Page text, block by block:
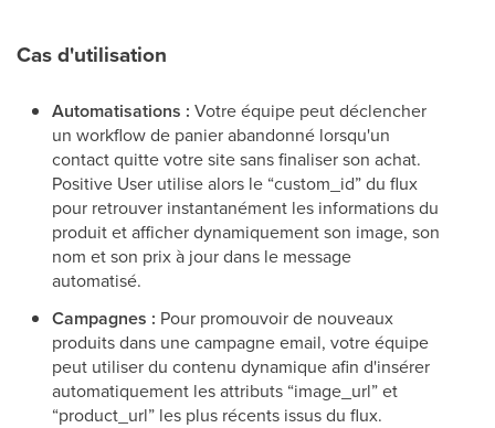
Cas d'utilisation
Automatisations : Votre équipe peut déclencher
un workflow de panier abandonné lorsqu'un
contact quitte votre site sans finaliser son achat.
Positive User utilise alors le “custom_id” du flux
pour retrouver instantanément les informations du
produit et afficher dynamiquement son image, son
nom et son prix à jour dans le message
automatisé.
Campagnes : Pour promouvoir de nouveaux
produits dans une campagne email, votre équipe
peut utiliser du contenu dynamique afin d'insérer
automatiquement les attributs “image_url” et
“product_url” les plus récents issus du flux.